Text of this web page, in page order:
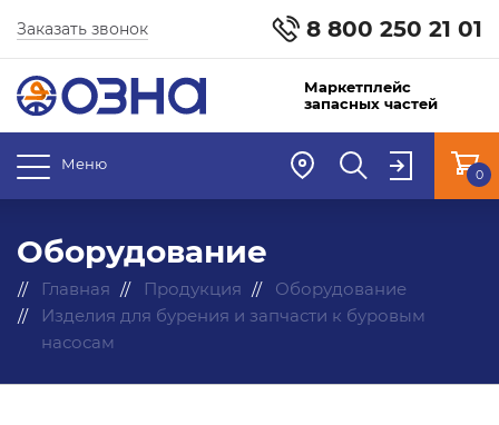
8 800 250 21 01
Заказать звонок
Маркетплейс
запасных частей
Меню
0
Оборудование
Главная Продукция
Оборудование
Изделия для бурения и запчасти к буровым
насосам